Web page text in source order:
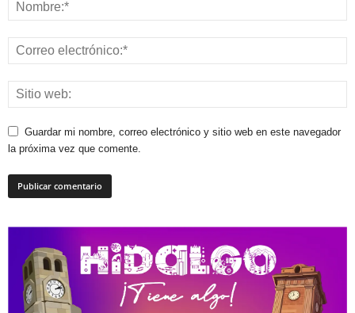
Guardar mi nombre, correo electrónico y sitio web en este navegador
la próxima vez que comente.